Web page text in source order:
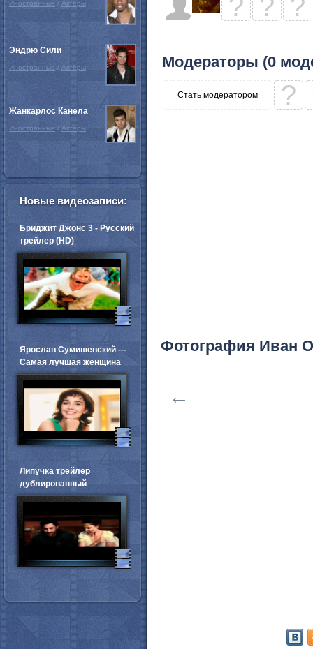
? ? ?
Модераторы (0
Стать модератором ?
Фотография Иван
←
Иностранные / Актёры
Эндрю Сили
Иностранные / Актёры
Жанкарлос Канела
Иностранные / Актёры
Новые видеозаписи:
Бриджит Джонс 3 - Русский
трейлер (HD)
Ярослав Сумишевский ---
Самая лучшая женщина
Липучка трейлер
дублированный